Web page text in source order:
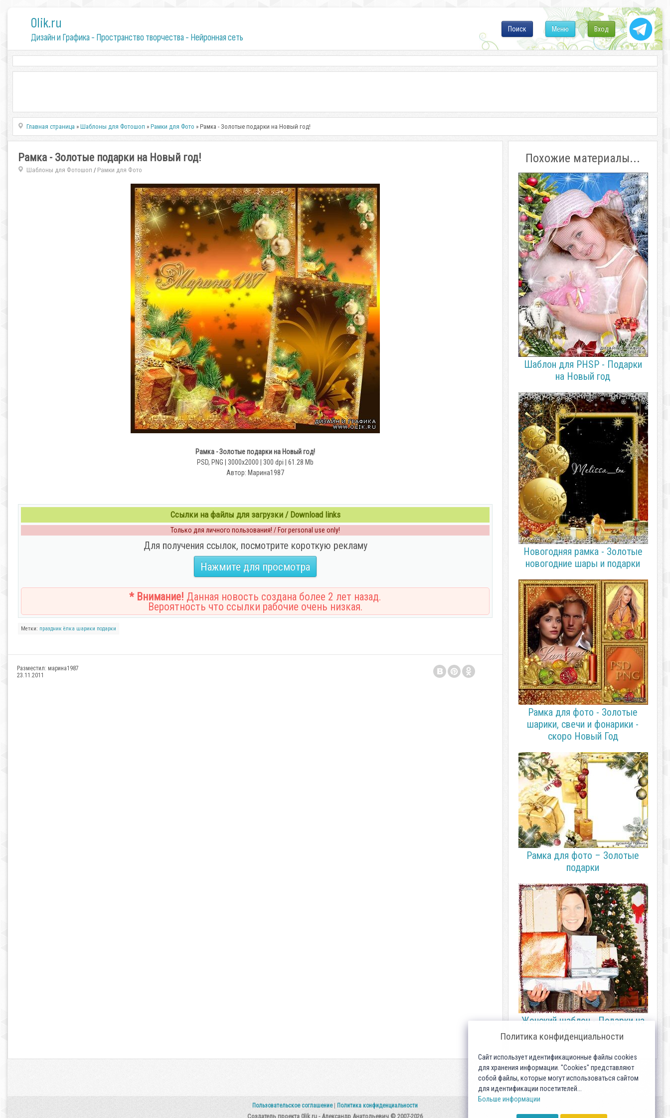
0lik.ru
Дизайн и Графика - Пространство творчества - Нейронная сеть
Вход
Меню
Поиск
Главная страница »Шаблоны для Фотошоп »Рамки для Фото » Рамка - Золотые подарки на Новый год!
Рамка - Золотые подарки на Новый год!
Шаблоны для Фотошоп / Рамки для Фото
Рамка - Золотые подарки на Новый год!
PSD, PNG | 3000x2000 | 300 dpi | 61.28 Mb
Автор: Марина1987
Ссылки на файлы для загрузки / Download links
Только для личного пользования! / For personal use only!
Для получения ссылок, посмотрите короткую рекламу
Нажмите для просмотра
* Внимание! Данная новость создана более 2 лет назад.
Вероятность что ссылки рабочие очень низкая.
Метки: праздник ёлка шарики подарки
Разместил: марина1987
23.11.2011
Похожие материалы...
Шаблон для PHSP - Подарки
на Новый год
Новогодняя рамка - Золотые
новогодние шары и подарки
Рамка для фото - Золотые
шарики, свечи и фонарики -
скоро Новый Год
Рамка для фото – Золотые
подарки
Женский шаблон - Подарки на
Новый год
Пользовательское соглашение Политика конфиденциальности
Создатель проекта 0lik.ru - Александр Анатольевич © 2007-2026
Политика конфиденциальности
Сайт использует идентификационные файлы cookies
для хранения информации. "Cookies" представляют
собой файлы, которые могут использоваться сайтом
для идентификации посетителей...
Больше информации